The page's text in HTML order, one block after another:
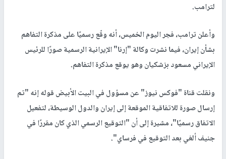
لترامب.
وأعلن ترامب، فجر اليوم الخميس، أنه وقّع رسميًا على مذكرة التفاهم
بشأن إيران، فيما نشرت وكالة "إرنا" الإيرانية الرسمية صورًا للرئيس
الإيراني مسعود بزشكيان وهو يوقع مذكرة التفاهم.
ونقلت قناة "فوكس نيوز" عن مسؤول في البيت الأبيض قوله إنه "تم
إرسال صورة للاتفاقية الموقعة إلى إيران والدول الوسيطة، لتفعيل
الاتفاق رسميًا"، مشيرة إلى أن "التوقيع الرسمي الذي كان مقررًا في
جنيف ألغي بعد التوقيع في فرساي".